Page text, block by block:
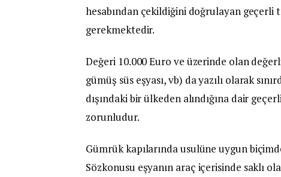
hesabından çekildiğini doğrulayan geçerli
gerekmektedir.
Değeri 10.000 Euro ve üzerinde olan
gümüş süs eşyası, vb) da yazılı olarak
dışındaki bir ülkeden alındığına dair
zorunludur.
Gümrük kapılarında usulüne uygun
Sözkonusu eşyanın araç içerisinde saklı